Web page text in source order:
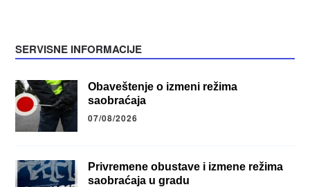
SERVISNE INFORMACIJE
Obaveštenje o izmeni režima
saobraćaja
07/08/2026
Privremene obustave i izmene režima
saobraćaja u gradu